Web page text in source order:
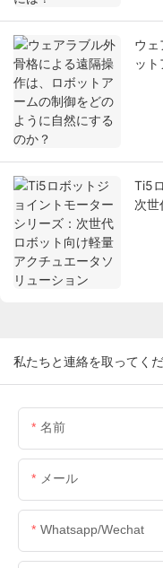
ウェ
ッ
Ti5
次世
私たちと連絡を取ってく
名前
メール
Whatsapp/wechat